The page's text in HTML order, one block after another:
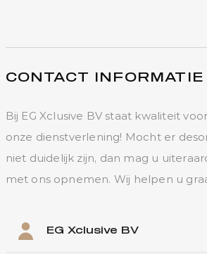
CONTACT INFORMATIE
Bij EG Xclusive BV staat kwaliteit
onze dienstverlening! Mocht er
niet duidelijk zijn, dan mag u
met ons opnemen. Wij helpen u
EG Xclusive BV